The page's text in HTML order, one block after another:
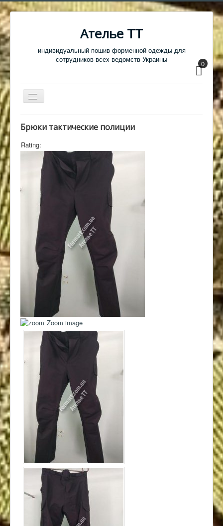
Ателье ТТ
индивидуальный пошив форменной одежды для
сотрудников всех ведомств Украины
0
Перемикач
навігації
Обувь
Атрибутика
Головные уборы
Образцы тканей
Кабинет
Контакты
Брюки тактические полиции
Rating:
Zoom image